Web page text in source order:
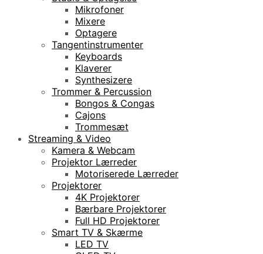
Mikrofoner
Mixere
Optagere
Tangentinstrumenter
Keyboards
Klaverer
Synthesizere
Trommer & Percussion
Bongos & Congas
Cajons
Trommesæt
Streaming & Video
Kamera & Webcam
Projektor Lærreder
Motoriserede Lærreder
Projektorer
4K Projektorer
Bærbare Projektorer
Full HD Projektorer
Smart TV & Skærme
LED TV